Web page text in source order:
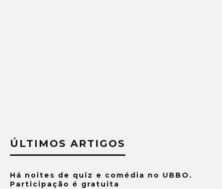
ÚLTIMOS ARTIGOS
Há noites de quiz e comédia no UBBO.
Participação é gratuita